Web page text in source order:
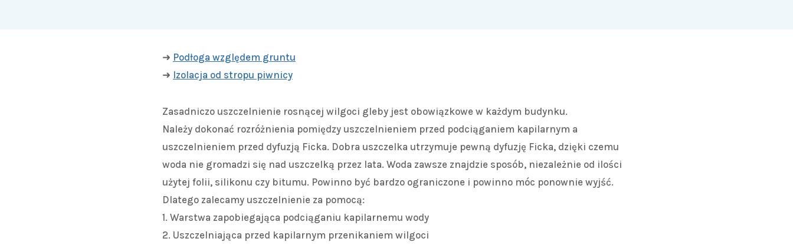
➜ Podłoga względem gruntu
➜ Izolacja od stropu piwnicy
Zasadniczo uszczelnienie rosnącej wilgoci gleby jest obowiązkowe w każdym budynku.
Należy dokonać rozróżnienia pomiędzy uszczelnieniem przed podciąganiem kapilarnym a
uszczelnieniem przed dyfuzją Ficka. Dobra uszczelka utrzymuje pewną dyfuzję Ficka, dzięki czemu
woda nie gromadzi się nad uszczelką przez lata. Woda zawsze znajdzie sposób, niezależnie od ilości
użytej folii, silikonu czy bitumu. Powinno być bardzo ograniczone i powinno móc ponownie wyjść.
Dlatego zalecamy uszczelnienie za pomocą:
1. Warstwa zapobiegająca podciąganiu kapilarnemu wody
2. Uszczelniająca przed kapilarnym przenikaniem wilgoci